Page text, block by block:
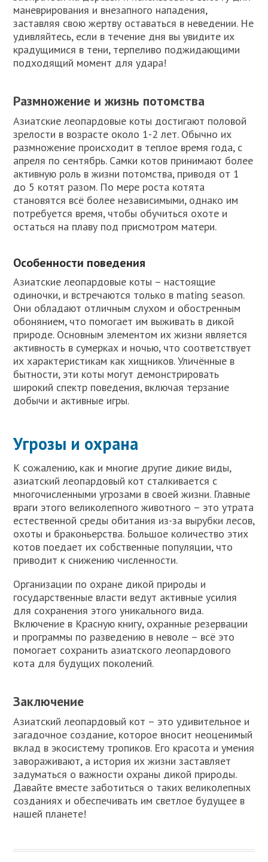
маневрирования и внезапного нападения,
заставляя свою жертву оставаться в неведении. Не
удивляйтесь, если в течение дня вы увидите их
крадущимися в тени, терпеливо поджидающими
подходящий момент для удара!
Размножение и жизнь потомства
Азиатские леопардовые коты достигают половой
зрелости в возрасте около 1-2 лет. Обычно их
размножение происходит в теплое время года, с
апреля по сентябрь. Самки котов принимают более
активную роль в жизни потомства, приводя от 1
до 5 котят разом. По мере роста котята
становятся всё более независимыми, однако им
потребуется время, чтобы обучиться охоте и
остаться на плаву под присмотром матери.
Особенности поведения
Азиатские леопардовые коты – настоящие
одиночки, и встречаются только в mating season.
Они обладают отличным слухом и обостренным
обонянием, что помогает им выживать в дикой
природе. Основным элементом их жизни является
активность в сумерках и ночью, что соответствует
их характеристикам как хищников. Уличённые в
бытности, эти коты могут демонстрировать
широкий спектр поведения, включая терзание
добычи и активные игры.
Угрозы и охрана
К сожалению, как и многие другие дикие виды,
азиатский леопардовый кот сталкивается с
многочисленными угрозами в своей жизни. Главные
враги этого великолепного животного – это утрата
естественной среды обитания из-за вырубки лесов,
охоты и браконьерства. Большое количество этих
котов поедает их собственные популяции, что
приводит к снижению численности.
Организации по охране дикой природы и
государственные власти ведут активные усилия
для сохранения этого уникального вида.
Включение в Красную книгу, охранные резервации
и программы по разведению в неволе – всё это
помогает сохранить азиатского леопардового
кота для будущих поколений.
Заключение
Азиатский леопардовый кот – это удивительное и
загадочное создание, которое вносит неоценимый
вклад в экосистему тропиков. Его красота и умения
завораживают, а история их жизни заставляет
задуматься о важности охраны дикой природы.
Давайте вместе заботиться о таких великолепных
созданиях и обеспечивать им светлое будущее в
нашей планете!